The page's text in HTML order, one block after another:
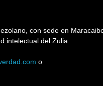
con sede en
intelectual del Zulia
o